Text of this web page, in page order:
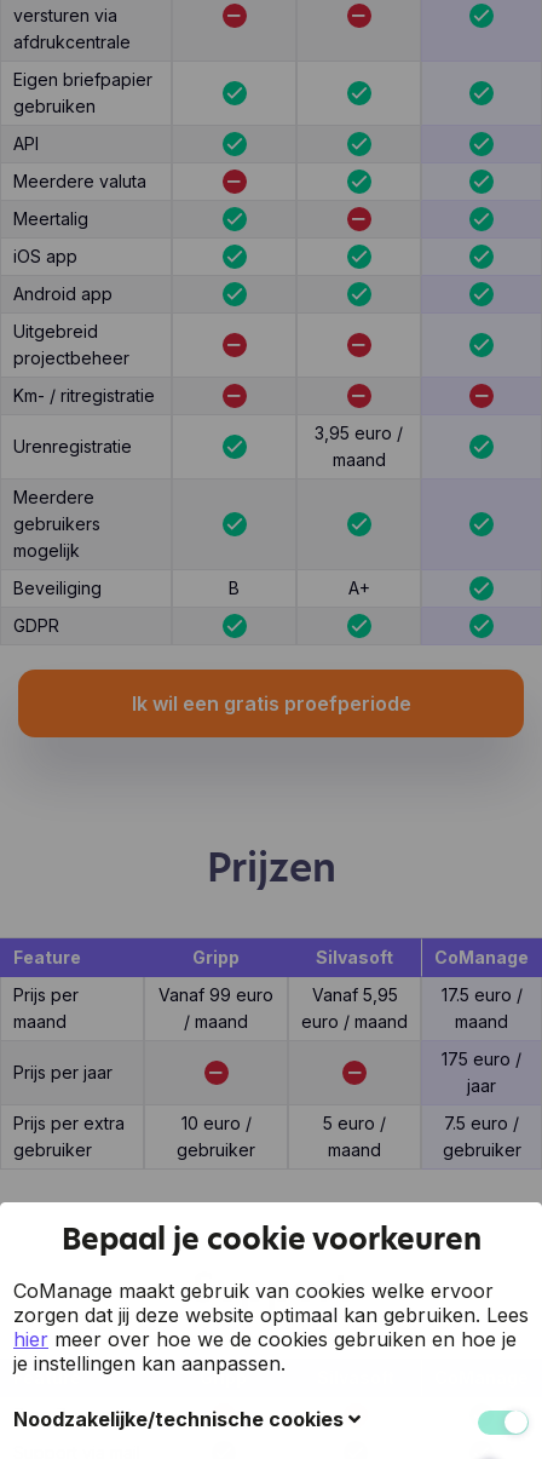
versturen via
afdrukcentrale
Eigen briefpapier
gebruiken
API
Meerdere valuta
Meertalig
iOS app
Android app
Uitgebreid
projectbeheer
Km- / ritregistratie
Urenregistratie
3,95 euro /
maand
Meerdere
gebruikers
mogelijk
Beveiliging
B
A+
GDPR
Ik wil een gratis proefperiode
Prijzen
Feature Gripp Silvasoft
CoManage
Prijs per
maand
Vanaf 99 euro
/ maand
Vanaf 5,95
euro / maand
17.5 euro /
maand
Prijs per jaar
175 euro /
jaar
Prijs per extra
gebruiker
10 euro /
gebruiker
5 euro /
maand
7.5 euro /
gebruiker
Support
Feature Gripp
7 op 7 support
Bepaal je cookie voorkeuren
CoManage maakt gebruik van cookies welke ervoor
zorgen dat jij deze website optimaal kan gebruiken. Lees
hier meer over hoe we de cookies gebruiken en hoe je
je instellingen kan aanpassen.
Noodzakelijke/technische cookies